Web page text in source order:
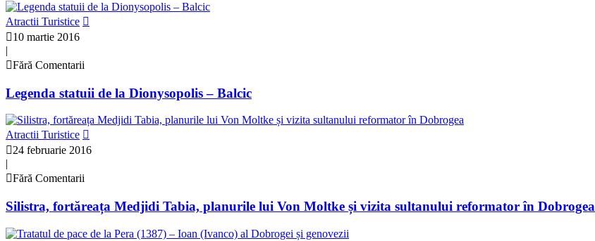
Atractii Turistice
10 martie 2016
|
Fără Comentarii
Legenda statuii de la Dionysopolis – Balcic
Atractii Turistice
24 februarie 2016
|
Fără Comentarii
Silistra, fortăreața Medjidi Tabia, planurile lui Von Moltke și vizita sultanului reformator în Dobrogea